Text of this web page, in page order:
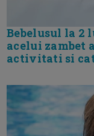
Bebelusul la 2
acelui zambet
activitati si